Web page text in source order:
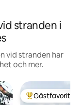
stranden i
vid stranden har
och mer.
Populär
Gästfavorit